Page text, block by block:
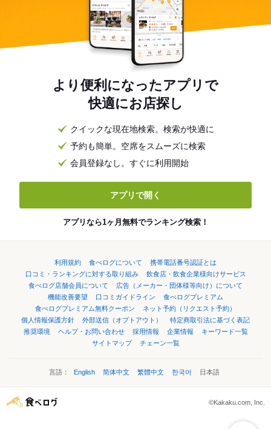
より便利になったアプリで
快適にお店探し
クイックな現在地検索。検索が快適に
予約も簡単。空席をスムーズに検索
会員登録なし。すぐに利用開始
アプリで開く
アプリなら1ヶ月無料でランキング検索！
利用規約 食べログについて
携帯電話番号認証とは
口コミ・ランキングに対する取り組み
飲食店・飲食企業様向けサービス
食べログ店舗会員について
広告（メーカー・団体様等向け）について
機能改善要望
口コミガイドライン
食べログプレミアム
食べログプレミアム無料クーポン
ネット予約（リクエスト予約）
個人情報保護方針
外部送信（オプトアウト）
特定商取引法に基づく表記
推奨環境
ヘルプ・お問い合わせ 採用情報 企業情報
キーワード一覧
サイトマップ
チェーン一覧
言語： English 简体中文 繁體中文 한국어 日本語
©Kakaku.com, Inc.